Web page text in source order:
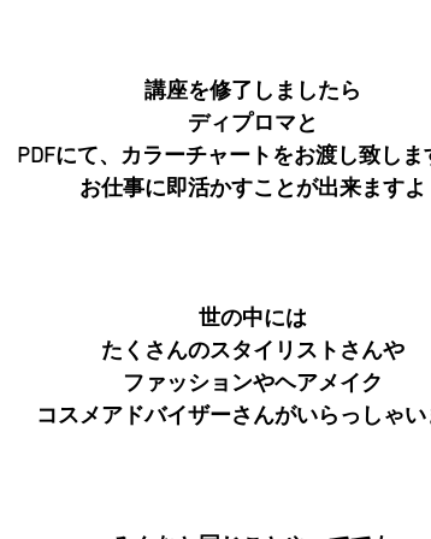
講座を修了しましたら
ディプロマと
PDFにて、カラーチャートをお渡し致しま
お仕事に即活かすことが出来ますよ
世の中には
たくさんのスタイリストさんや
ファッションやヘアメイク
コスメアドバイザーさんがいらっしゃ